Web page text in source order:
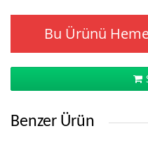
Bu Ürünü
Benzer Ürün